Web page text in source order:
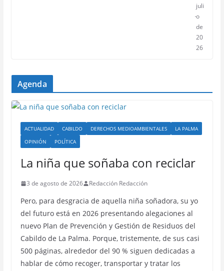
juli
o
de
20
26
Agenda
ACTUALIDAD CABILDO DERECHOS MEDIOAMBIENTALES
LA PALMA
OPINIÓN
POLÍTICA
La niña que soñaba con reciclar
3 de agosto de 2026 Redacción Redacción
Pero, para desgracia de aquella niña soñadora, su yo
del futuro está en 2026 presentando alegaciones al
nuevo Plan de Prevención y Gestión de Residuos del
Cabildo de La Palma. Porque, tristemente, de sus casi
500 páginas, alrededor del 90 % siguen dedicadas a
hablar de cómo recoger, transportar y tratar los